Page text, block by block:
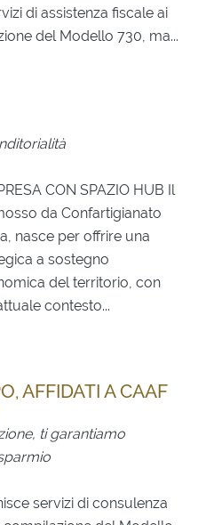
di assistenza fiscale ai
del Modello 730, ma...
CON SPAZIO HUB Il
da Confartigianato
nasce per offrire una
a sostegno
del territorio, con
contesto...
AFFIDATI A CAAF
ti garantiamo
servizi di consulenza